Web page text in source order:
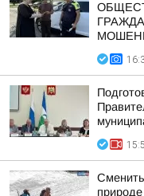
Сменить